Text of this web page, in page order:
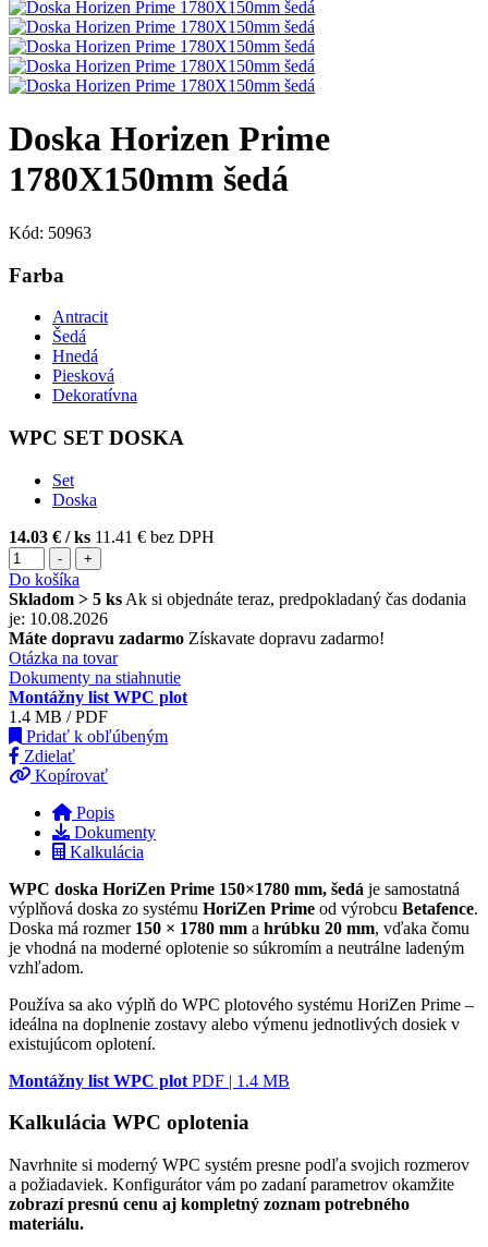
Doska Horizen Prime
1780X150mm šedá
Kód: 50963
Farba
Antracit
Šedá
Hnedá
Piesková
Dekoratívna
WPC SET DOSKA
Set
Doska
14.03 € / ks 11.41 € bez DPH
- +
Do košíka
Skladom > 5 ks Ak si objednáte teraz, predpokladaný čas dodania
je: 10.08.2026
Máte dopravu zadarmo Získavate dopravu zadarmo!
Otázka na tovar
Dokumenty na stiahnutie
Montážny list WPC plot
1.4 MB / PDF
Pridať k obľúbeným
Zdielať
Kopírovať
Popis
Dokumenty
Kalkulácia
WPC doska HoriZen Prime 150×1780 mm, šedá je samostatná
výplňová doska zo systému HoriZen Prime od výrobcu Betafence.
Doska má rozmer 150 × 1780 mm a hrúbku 20 mm, vďaka čomu
je vhodná na moderné oplotenie so súkromím a neutrálne ladeným
vzhľadom.
Používa sa ako výplň do WPC plotového systému HoriZen Prime –
ideálna na doplnenie zostavy alebo výmenu jednotlivých dosiek v
existujúcom oplotení.
Montážny list WPC plot PDF | 1.4 MB
Kalkulácia WPC oplotenia
Navrhnite si moderný WPC systém presne podľa svojich rozmerov
a požiadaviek. Konfigurátor vám po zadaní parametrov okamžite
zobrazí presnú cenu aj kompletný zoznam potrebného
materiálu.